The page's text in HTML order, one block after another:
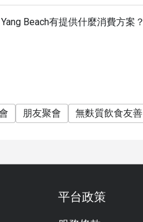
Beach有提供什麼消費方案？
朋友聚會 無麩質飲食友善
平台政策